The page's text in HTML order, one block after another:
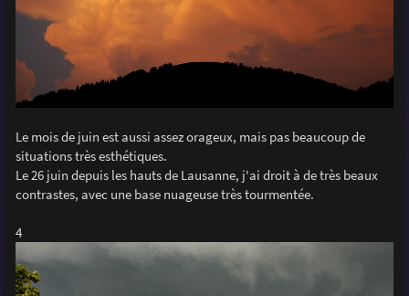
Le mois de juin est aussi assez orageux, mais pas beaucoup de
situations très esthétiques.
Le 26 juin depuis les hauts de Lausanne, j'ai droit à de très beaux
contrastes, avec une base nuageuse très tourmentée.
4